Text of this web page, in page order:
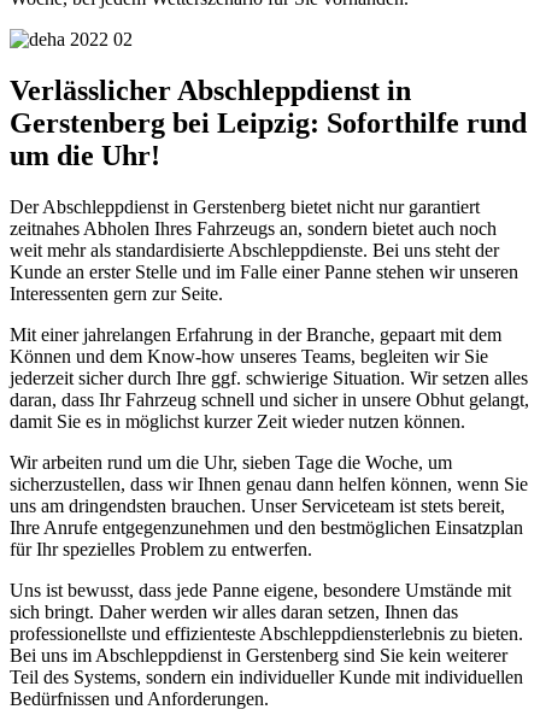
Verlässlicher Abschleppdienst in
Gerstenberg bei Leipzig: Soforthilfe rund
um die Uhr!
Der Abschleppdienst in Gerstenberg bietet nicht nur garantiert
zeitnahes Abholen Ihres Fahrzeugs an, sondern bietet auch noch
weit mehr als standardisierte Abschleppdienste. Bei uns steht der
Kunde an erster Stelle und im Falle einer Panne stehen wir unseren
Interessenten gern zur Seite.
Mit einer jahrelangen Erfahrung in der Branche, gepaart mit dem
Können und dem Know-how unseres Teams, begleiten wir Sie
jederzeit sicher durch Ihre ggf. schwierige Situation. Wir setzen alles
daran, dass Ihr Fahrzeug schnell und sicher in unsere Obhut gelangt,
damit Sie es in möglichst kurzer Zeit wieder nutzen können.
Wir arbeiten rund um die Uhr, sieben Tage die Woche, um
sicherzustellen, dass wir Ihnen genau dann helfen können, wenn Sie
uns am dringendsten brauchen. Unser Serviceteam ist stets bereit,
Ihre Anrufe entgegenzunehmen und den bestmöglichen Einsatzplan
für Ihr spezielles Problem zu entwerfen.
Uns ist bewusst, dass jede Panne eigene, besondere Umstände mit
sich bringt. Daher werden wir alles daran setzen, Ihnen das
professionellste und effizienteste Abschleppdiensterlebnis zu bieten.
Bei uns im Abschleppdienst in Gerstenberg sind Sie kein weiterer
Teil des Systems, sondern ein individueller Kunde mit individuellen
Bedürfnissen und Anforderungen.